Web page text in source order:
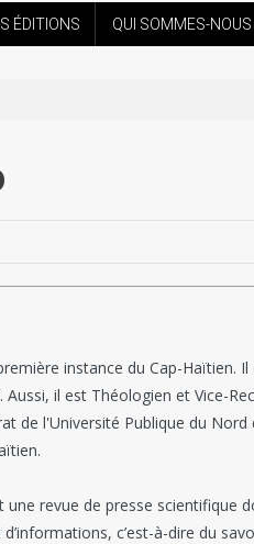
LS ÉDITIONS QUI SOMMES-NOUS
instance du Cap-Haïtien.
il est Théologien et Vice-
de l'Université Publique du
une revue de presse scientifique
c’est-à-dire du